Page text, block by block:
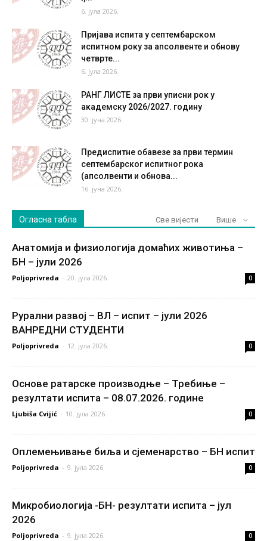
6. јула 2026.
Пријава испита у септембарском
испитном року за апсолвенте и обнову
четврте...
6. јула 2026.
РАНГ ЛИСТЕ за први уписни рок у
академску 2026/2027. годину
30. јуна 2026.
Предиспитне обавезе за први термин
септембарског испитног рока
(апсолвенти и обнова...
16. јуна 2026.
Огласна табла Све вијести Више
Анатомија и физиологија домаћих животиња –
БН – јули 2026
Poljoprivreda - 20. јула 2026. 0
Рурални развој – ВЛ – испит – јули 2026
ВАНРЕДНИ СТУДЕНТИ
Poljoprivreda - 12. јула 2026. 0
Основе ратарске производње – Требиње –
резултати испита – 08.07.2026. године
Ljubiša Cvijić - 10. јула 2026. 0
Оплемењивање биља и сјеменарство – БН испит
Poljoprivreda - 9. јула 2026. 0
Микробиологија -БН- резултати испита – јул
2026
Poljoprivreda - 9. јула 2026. 0